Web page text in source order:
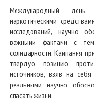
Международный день
наркотическими
исследований, научно
важными фактами с
солидарности. Кампания
твердую позицию
источников, взяв на
реальными научно
спасать жизни.